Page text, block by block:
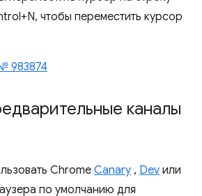
чтобы переместить курсор
983874
каналы
Chrome Canary , Dev или
по умолчанию для